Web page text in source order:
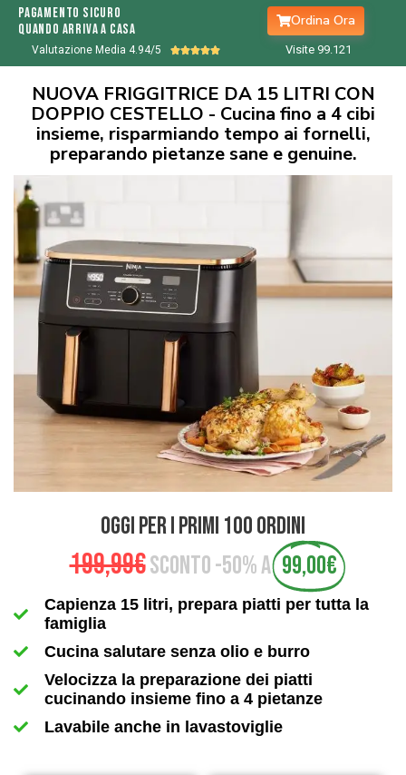
Pagamento sicuro
quando arriva a casa
Ordina Ora
Valutazione Media 4.94/5  Visite 99.122
NUOVA FRIGGITRICE DA 15 LITRI CON
DOPPIO CESTELLO - Cucina fino a 4 cibi
insieme, risparmiando tempo ai fornelli,
preparando pietanze sane e genuine.
OGGI PER I PRIMI 100 ORDINI
199,99€SCONTO -50% A99,00€
Capienza 15 litri, prepara piatti per tutta la
famiglia
Cucina salutare senza olio e burro
Velocizza la preparazione dei piatti
cucinando insieme fino a 4 pietanze
Lavabile anche in lavastoviglie